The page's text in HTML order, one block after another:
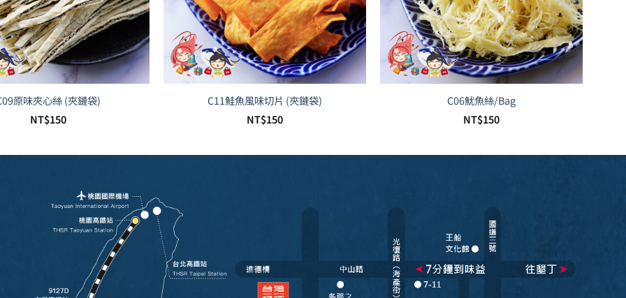
原味夾心絲 (夾鏈袋)
NT$150
C11鮭魚風味切片 (夾鏈袋)
NT$150
C06魷魚絲/Bag
NT$150